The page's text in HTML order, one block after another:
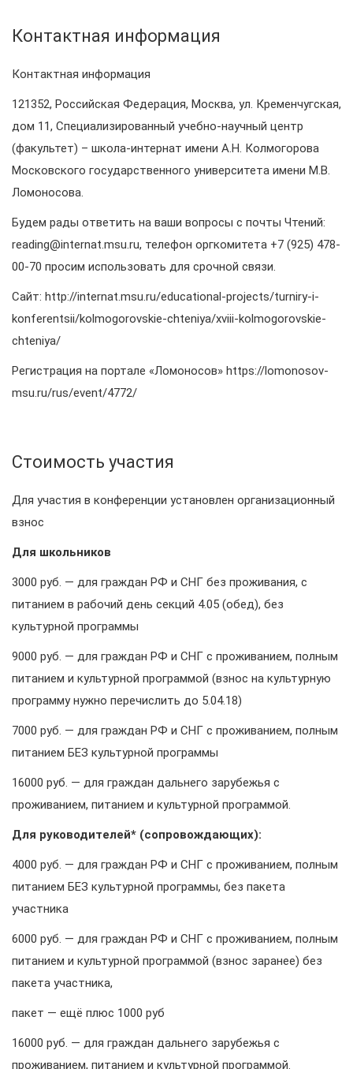
Контактная информация
Контактная информация
121352, Российская Федерация, Москва, ул. Кременчугская,
дом 11, Специализированный учебно-научный центр
(факультет) – школа-интернат имени А.Н. Колмогорова
Московского государственного университета имени М.В.
Ломоносова.
Будем рады ответить на ваши вопросы с почты Чтений:
reading@internat.msu.ru, телефон оргкомитета +7 (925) 478-
00-70 просим использовать для срочной связи.
Сайт: http://internat.msu.ru/educational-projects/turniry-i-
konferentsii/kolmogorovskie-chteniya/xviii-kolmogorovskie-
chteniya/
Регистрация на портале «Ломоносов» https://lomonosov-
msu.ru/rus/event/4772/
Стоимость участия
Для участия в конференции установлен организационный
взнос
Для школьников
3000 руб. — для граждан РФ и СНГ без проживания, с
питанием в рабочий день секций 4.05 (обед), без
культурной программы
9000 руб. — для граждан РФ и СНГ с проживанием, полным
питанием и культурной программой (взнос на культурную
программу нужно перечислить до 5.04.18)
7000 руб. — для граждан РФ и СНГ с проживанием, полным
питанием БЕЗ культурной программы
16000 руб. — для граждан дальнего зарубежья с
проживанием, питанием и культурной программой.
Для руководителей* (сопровождающих):
4000 руб. — для граждан РФ и СНГ с проживанием, полным
питанием БЕЗ культурной программы, без пакета
участника
6000 руб. — для граждан РФ и СНГ с проживанием, полным
питанием и культурной программой (взнос заранее) без
пакета участника,
пакет — ещё плюс 1000 руб
16000 руб. — для граждан дальнего зарубежья с
проживанием, питанием и культурной программой.